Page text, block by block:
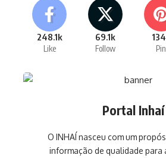
248.1k
Like
69.1k
Follow Pin
Portal Inhaí
O INHAÍ nasceu com um
informação de qualidade para